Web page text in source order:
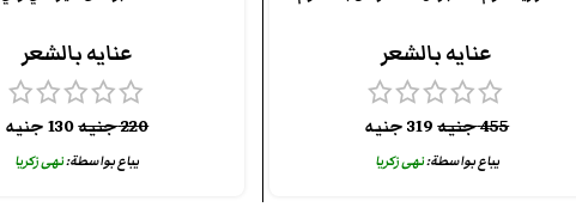
عنايه بالشعر
455جنيه319جنيه
يباع بواسطة:نهى زكريا
عنايه بالشعر
220جنيه130جنيه
يباع بواسطة:نهى زكريا